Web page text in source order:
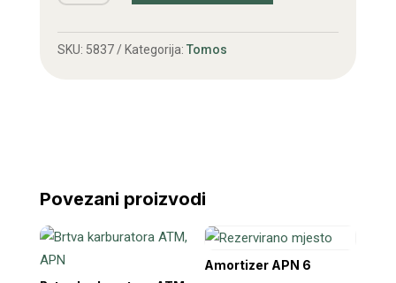
količina
SKU: 5837 Kategorija: Tomos
Povezani proizvodi
Amortizer APN 6